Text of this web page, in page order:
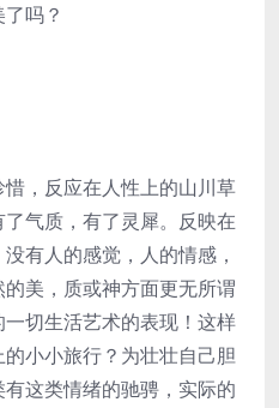
吗？
，反应在人性上的山川草
气质，有了灵犀。反映在
有人的感觉，人的情感，
美，质或神方面更无所谓
切生活艺术的表现！这样
小小旅行？为壮壮自己胆
这类情绪的驰骋，实际的